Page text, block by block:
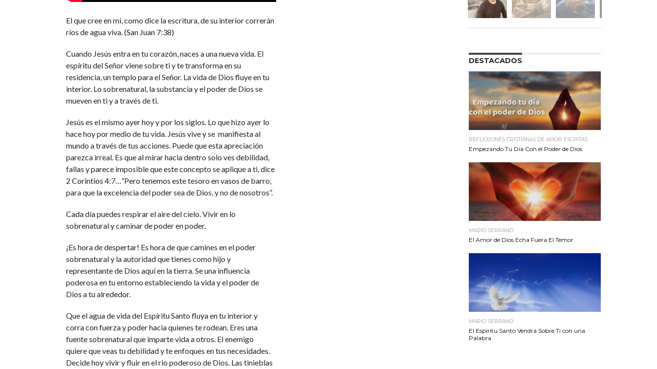
El que cree en mí, como dice la escritura, de su interior correrán
ríos de agua viva. (San Juan 7:38)
Cuando Jesús entra en tu corazón, naces a una nueva vida. El
espíritu del Señor viene sobre ti y te transforma en su
residencia, un templo para el Señor. La vida de Dios fluye en tu
interior. Lo sobrenatural, la substancia y el poder de Dios se
mueven en ti y a través de ti.
Jesús es el mismo ayer hoy y por los siglos. Lo que hizo ayer lo
hace hoy por medio de tu vida. Jesús vive y se manifiesta al
mundo a través de tus acciones. Puede que esta apreciación
parezca irreal. Es que al mirar hacia dentro solo ves debilidad,
fallas y parece imposible que este concepto se aplique a ti, dice
2 Corintios 4:7…”Pero tenemos este tesoro en vasos de barro,
para que la excelencia del poder sea de Dios, y no de nosotros”.
Cada día puedes respirar el aire del cielo. Vivir en lo
sobrenatural y caminar de poder en poder.
¡Es hora de despertar! Es hora de que camines en el poder
sobrenatural y la autoridad que tienes como hijo y
representante de Dios aquí en la tierra. Se una influencia
poderosa en tu entorno estableciendo la vida y el poder de
Dios a tu alrededor.
Que el agua de vida del Espíritu Santo fluya en tu interior y
corra con fuerza y poder hacia quienes te rodean. Eres una
fuente sobrenatural que imparte vida a otros. El enemigo
quiere que veas tu debilidad y te enfoques en tus necesidades.
Decide hoy vivir y fluir en el rio poderoso de Dios. Las tinieblas
DESTACADOS
REFLEXIONES CRISTIANAS DE AMOR ESCRITAS
Empezando Tu Día Con el Poder de Dios
MARIO SERRANO
El Amor de Dios Echa Fuera El Temor
MARIO SERRANO
El Espíritu Santo Vendrá Sobre Ti con una
Palabra